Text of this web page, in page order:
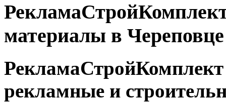
материалы в
РекламаСтройКомплект
рекламные и